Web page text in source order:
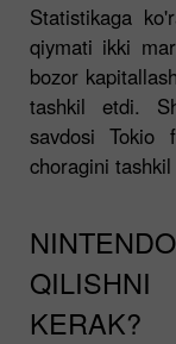
Statistikaga
qiymati ikki
bozor
tashkil etdi.
savdosi Tokio
choragini tashkil
KERAK?